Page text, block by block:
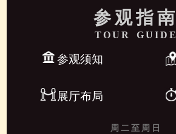
参观指南
TOUR GUIDE
参观须知
展厅布局
周二至周日